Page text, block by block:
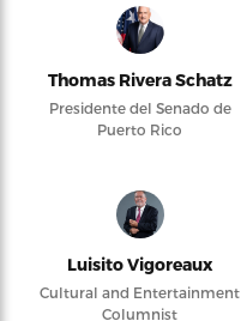
Thomas Rivera Schatz
Presidente del Senado de
Puerto Rico
Luisito Vigoreaux
Cultural and Entertainment
Columnist